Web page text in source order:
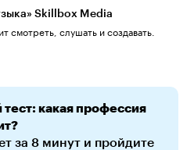
Skillbox Media
смотреть, слушать и создавать.
какая профессия
за 8 минут и пройдите